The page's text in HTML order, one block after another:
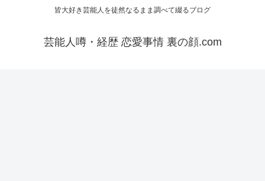
皆大好き芸能人を徒然なるまま調べて綴るブログ
芸能人噂・経歴 恋愛事情 裏の顔.com